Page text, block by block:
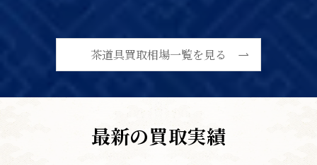
茶道具買取相場一覧を見る
最新の買取実績